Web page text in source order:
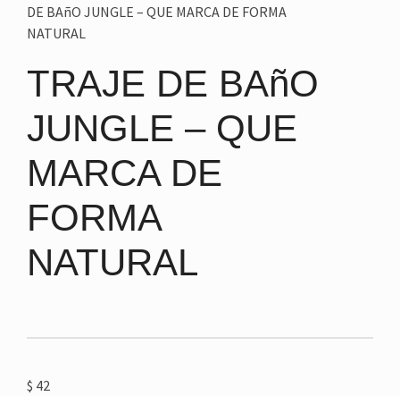
DE BAñO JUNGLE – QUE MARCA DE FORMA
NATURAL
TRAJE DE BAñO
JUNGLE – QUE
MARCA DE
FORMA
NATURAL
$ 42